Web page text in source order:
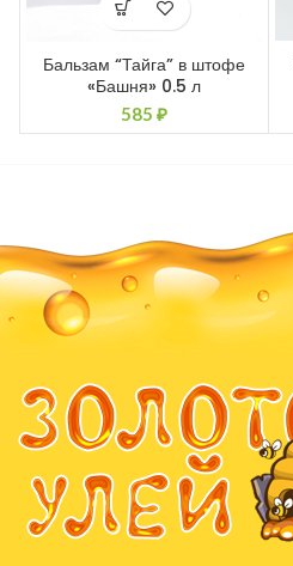
Бальзам “Тайга” в штофе
«Башня» 0.5 л
585₽